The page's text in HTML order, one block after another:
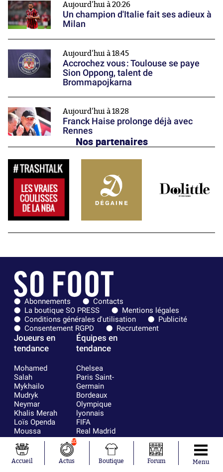
Aujourd'hui à 20:26
Un champion d'Italie fait ses adieux à
Milan
Aujourd'hui à 18:45
Accrochez vous : Toulouse se paye
Sion Oppong, talent de
Brommapojkarna
Aujourd'hui à 18:28
Franck Haise prolonge déjà avec
Rennes
Nos partenaires
Abonnements
Contacts
La boutique SO PRESS
Mentions légales
Conditions générales d'utilisation
Publicité
Consentement RGPD
Recrutement
Joueurs en
tendance
Mohamed
Salah
Mykhailo
Mudryk
Neymar
Khalis Merah
Loïs Openda
Moussa
Niakhaté
Nicolás
Tagliafico
Pavel Šulc
Équipes en
tendance
Chelsea
Paris Saint-
Germain
Bordeaux
Olympique
lyonnais
FIFA
Real Madrid
RC Strasbourg
AC Milan
RC Lens
Accueil
10
Actus Boutique Forum Menu